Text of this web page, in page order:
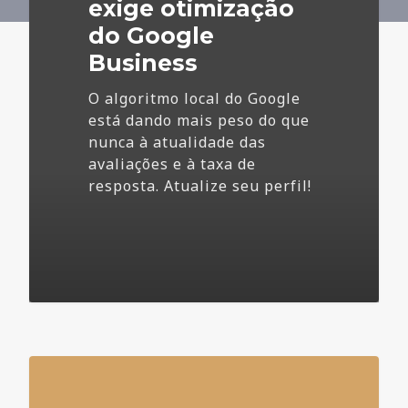
exige otimização
do Google
Business
O algoritmo local do Google
está dando mais peso do que
nunca à atualidade das
avaliações e à taxa de
resposta. Atualize seu perfil!